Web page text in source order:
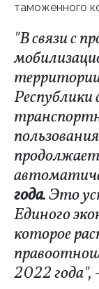
таможенного
"В связи с
Республики
года. Это
Единого
которое
2022 года",